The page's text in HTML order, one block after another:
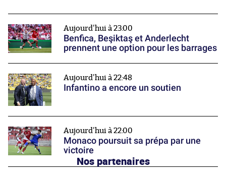
Aujourd'hui à 23:00
Benfica, Beşiktaş et Anderlecht
prennent une option pour les barrages
Aujourd'hui à 22:48
Infantino a encore un soutien
Aujourd'hui à 22:00
Monaco poursuit sa prépa par une
victoire
Nos partenaires